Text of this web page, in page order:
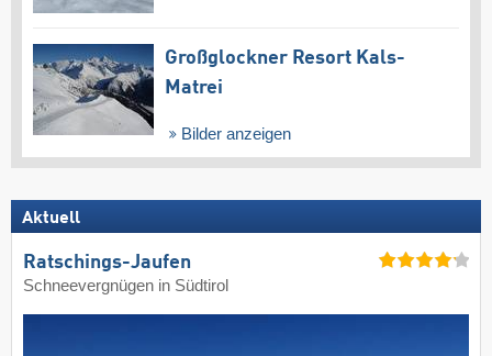
Großglockner Resort Kals-
Matrei
Bilder anzeigen
Aktuell
Ratschings-Jaufen
Schneevergnügen in Südtirol